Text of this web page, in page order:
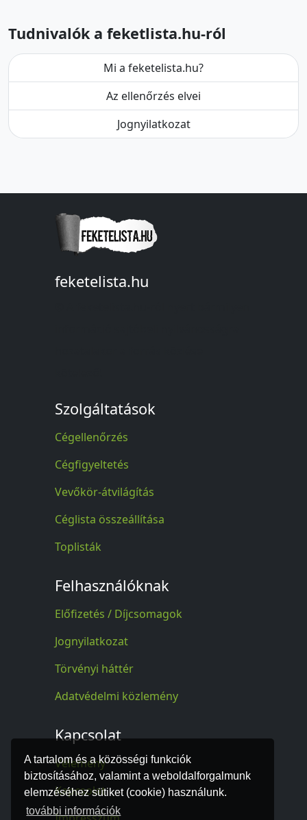
A tartalom és a közösségi funkciók
biztosításához, valamint a weboldalforgalmunk
elemzéséhez sütiket (cookie) használunk.
további információk
Tudnivalók a feketlista.hu-ról
Mi a feketelista.hu?
Az ellenőrzés elvei
Jognyilatkozat
feketelista.hu
Szolgáltatások
Cégellenőrzés
Cégfigyeltetés
Vevőkör-átvilágítás
Céglista összeállítása
Toplisták
Felhasználóknak
Előfizetés / Díjcsomagok
Jognyilatkozat
Törvényi háttér
Adatvédelmi közlemény
Kapcsolat
Vélemény
Kapcsolat